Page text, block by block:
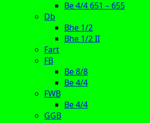
Be 4/4 651 – 655
Db
Bhe 1/2
Bhe 1/2 II
Fart
FB
Be 8/8
Be 4/4
FWB
Be 4/4
GGB